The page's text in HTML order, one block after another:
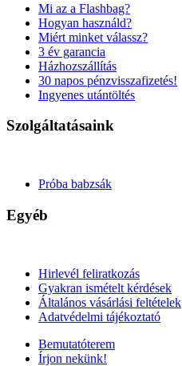
Mi az a Flashbag?
Hogyan használd?
Miért minket válassz?
3 év garancia
Házhozszállítás
30 napos pénzvisszafizetés!
Ingyenes utántöltés
Szolgáltatásaink
Próba babzsák
Egyéb
Hirlevél feliratkozás
Gyakran ismételt kérdések
Általános vásárlási feltételek
Adatvédelmi tájékoztató
Bemutatóterem
Írjon nekünk!